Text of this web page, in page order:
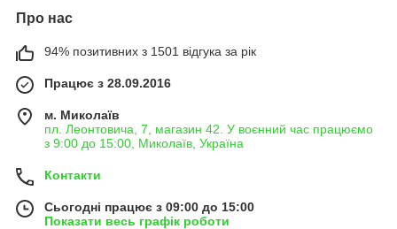
Про нас
94% позитивних з 1501 відгука за рік
Працює з 28.09.2016
м. Миколаїв
пл. Леонтовича, 7, магазин 42. У воєнний час працюємо
з 9:00 до 15:00, Миколаїв, Україна
Контакти
Сьогодні працює з 09:00 до 15:00
Показати весь графік роботи